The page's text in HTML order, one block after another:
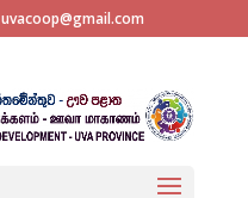
uvacoop@gmail.com